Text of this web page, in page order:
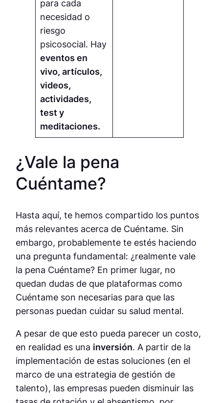
para cada
necesidad o
riesgo
psicosocial. Hay
eventos en
vivo, artículos,
videos,
actividades,
test y
meditaciones.
¿Vale la pena
Cuéntame?
Hasta aquí, te hemos compartido los puntos
más relevantes acerca de Cuéntame. Sin
embargo, probablemente te estés haciendo
una pregunta fundamental: ¿realmente vale
la pena Cuéntame? En primer lugar, no
quedan dudas de que plataformas como
Cuéntame son necesarias para que las
personas puedan cuidar su salud mental.
A pesar de que esto pueda parecer un costo,
en realidad es una inversión. A partir de la
implementación de estas soluciones (en el
marco de una estrategia de gestión de
talento), las empresas pueden disminuir las